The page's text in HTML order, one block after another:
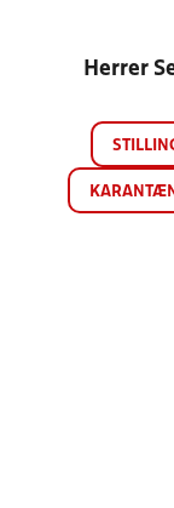
Herrer